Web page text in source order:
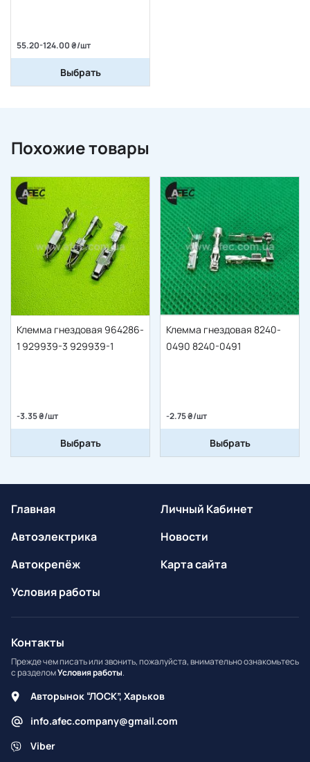
55.20-124.00 ₴/шт
Выбрать
Похожие товары
Клемма гнездовая 964286-
1 929939-3 929939-1
-3.35 ₴/шт
Выбрать
Клемма гнездовая 8240-
0490 8240-0491
-2.75 ₴/шт
Выбрать
Главная
Автоэлектрика
Автокрепёж
Условия работы
Личный Кабинет
Новости
Карта сайта
Контакты
Прежде чем писать или звонить, пожалуйста, внимательно ознакомьтесь
с разделомУсловия работы.
Авторынок “ЛОСК”, Харьков
info.afec.company@gmail.com
Viber